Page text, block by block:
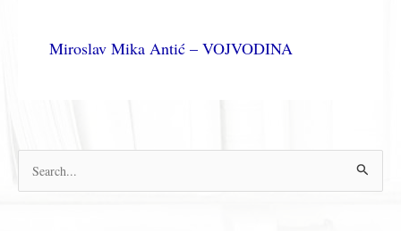
Miroslav Mika Antić – VOJVODINA
р